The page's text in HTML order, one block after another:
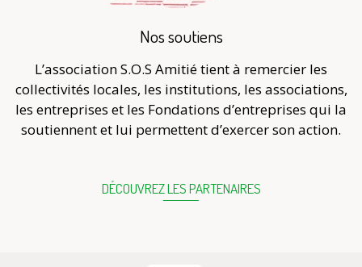
Nos soutiens
L’association S.O.S Amitié tient à remercier les
collectivités locales, les institutions, les associations,
les entreprises et les Fondations d’entreprises qui la
soutiennent et lui permettent d’exercer son action.
DÉCOUVREZ LES PARTENAIRES